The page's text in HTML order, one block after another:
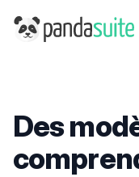
PandaSuite
Des